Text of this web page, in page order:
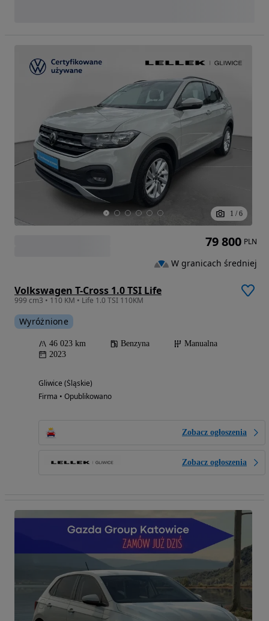
1 / 6
Volkswagen T-Cross 1.0 TSI Life
999 cm3 • 110 KM • Life 1.0 TSI 110KM
Wyróżnione
46 023 km Benzyna
Manualna
2023
Gliwice (Śląskie)
Firma • Opublikowano
Zobacz ogłoszenia
Zobacz ogłoszenia
79 800 PLN
W granicach średniej